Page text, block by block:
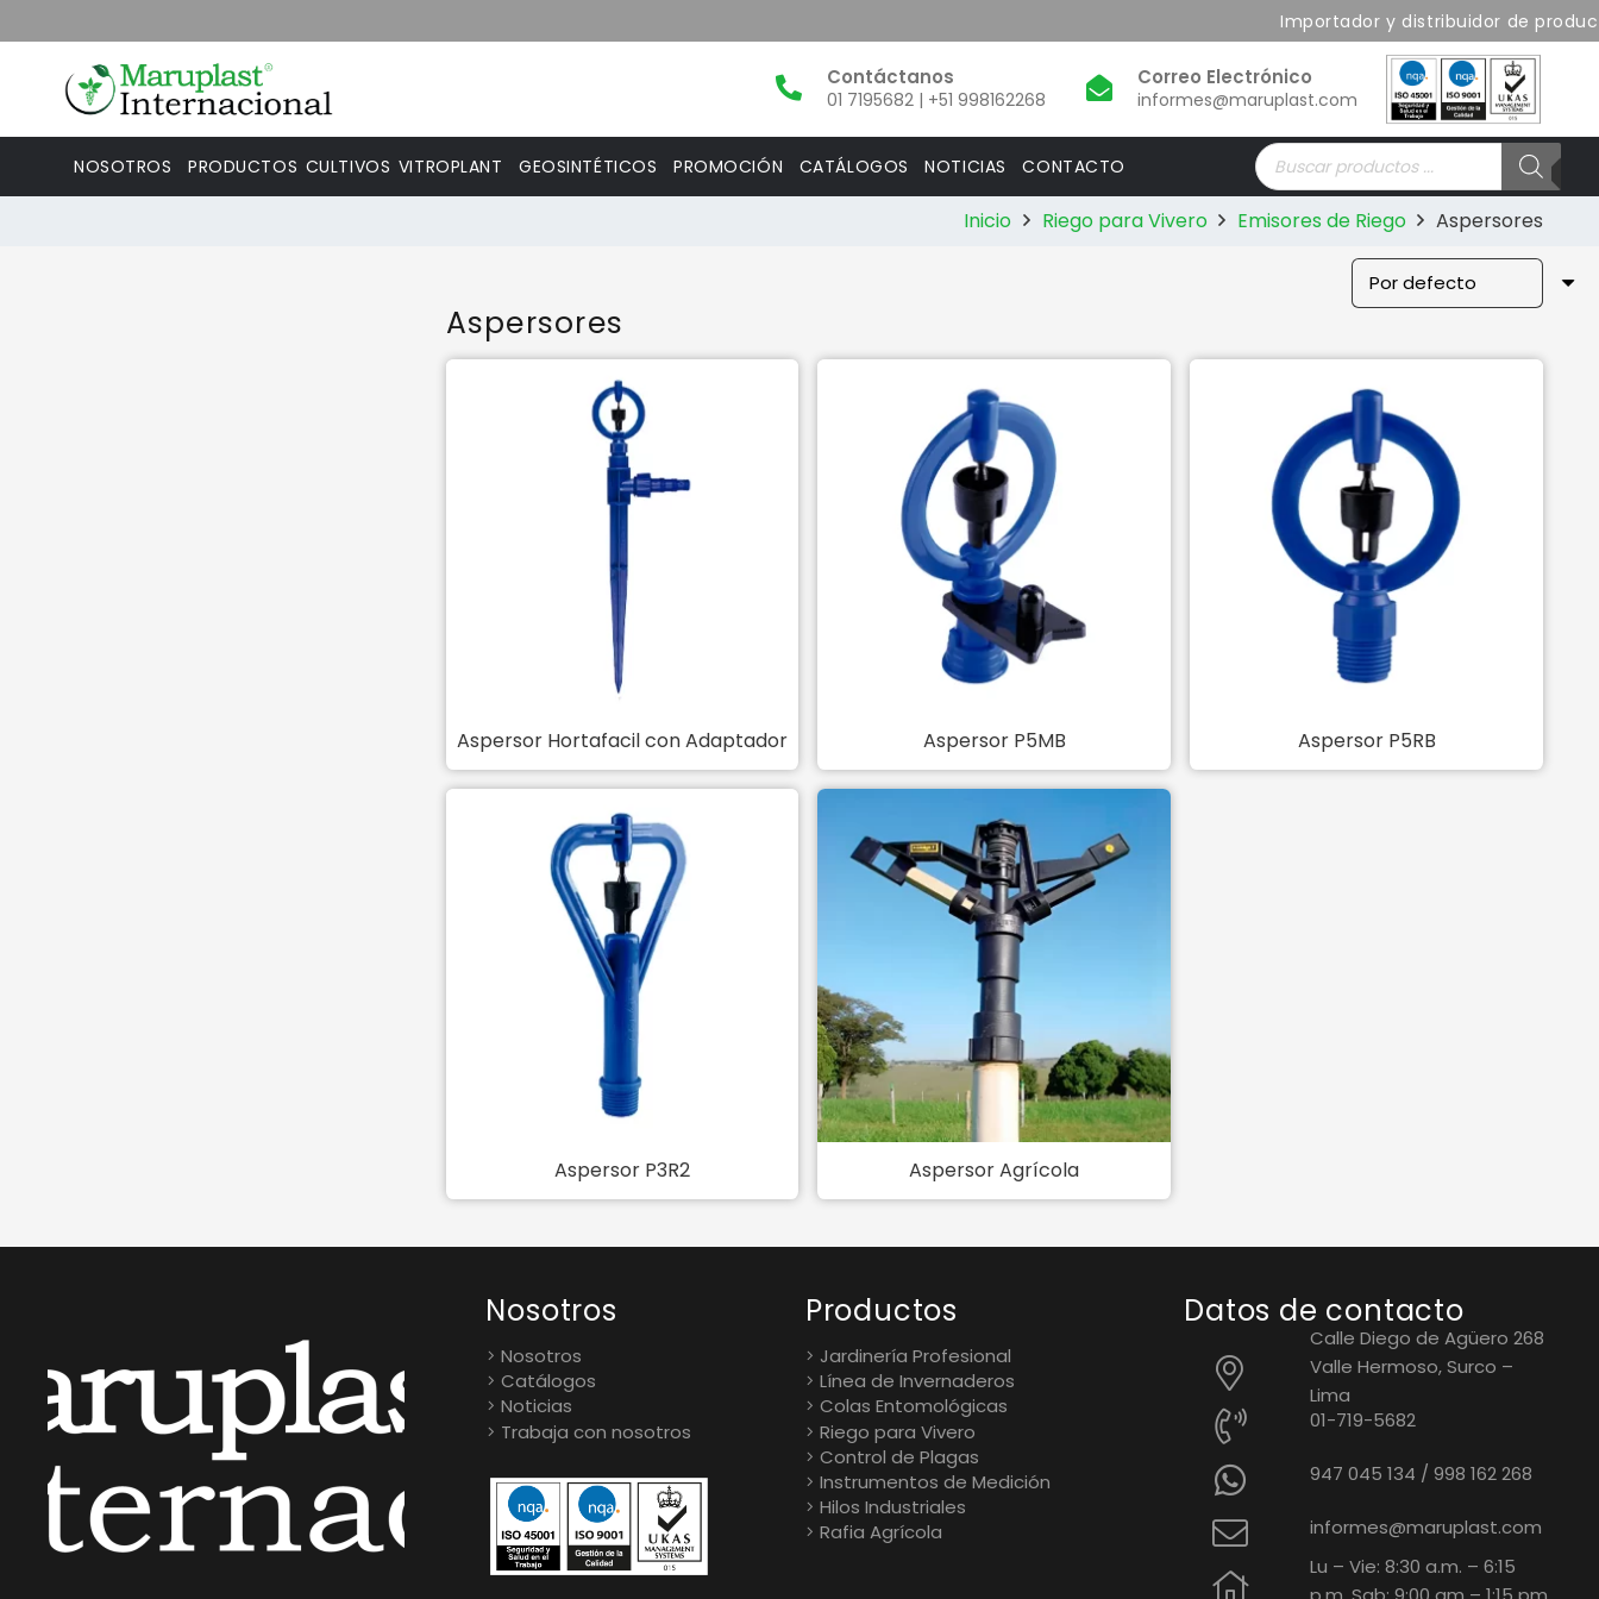
Importador y distribuidor de
01 7195682 | +51 998162268 informes@maruplast.com
NOSOTROS PRODUCTOS CULTIVOS VITROPLANT GEOSINTÉTICOS PROMOCIÓN CATÁLOGOS NOTICIAS CONTACTO Búsqueda
de
productos
Inicio Riego para Vivero Emisores de Riego Aspersores
Aspersores
Aspersor Hortafacil con Adaptador Aspersor P5MB Aspersor P5RB
Aspersor P3R2 Aspersor Agrícola
Nosotros
Nosotros
Catálogos
Noticias
Trabaja con nosotros
Productos
Jardinería Profesional
Línea de Invernaderos
Colas Entomológicas
Riego para Vivero
Control de Plagas
Instrumentos de Medición
Hilos Industriales
Rafia Agrícola
Datos de contacto
Calle Diego de Agüero 268
Valle Hermoso, Surco –
Lima
01-719-5682
947 045 134 /998 162 268
informes@maruplast.com
Lu – Vie: 8:30 a.m. – 6:15